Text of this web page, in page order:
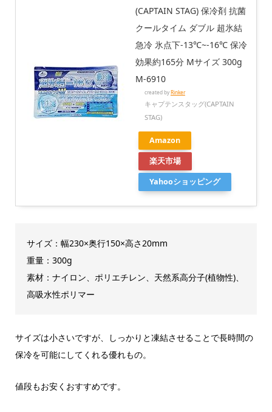
(CAPTAIN STAG) 保冷剤 抗菌
クールタイム ダブル 超氷結
急冷 氷点下-13℃~-16℃ 保冷
効果約165分 Mサイズ 300g
M-6910
created byRinker
キャプテンスタッグ(CAPTAIN
STAG)
Amazon
楽天市場
Yahooショッピング
サイズ：幅230×奥行150×高さ20mm
重量：300g
素材：ナイロン、ポリエチレン、天然系高分子(植物性)、
高吸水性ポリマー
サイズは小さいですが、しっかりと凍結させることで長時間の
保冷を可能にしてくれる優れもの。
値段もお安くおすすめです。